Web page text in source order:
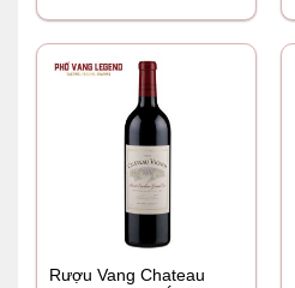
Rượu Vang Chateau